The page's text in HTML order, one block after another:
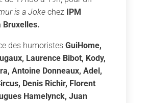
is a Jokechez IPM
Bruxelles.
des humoristes GuiHome,
Laurence Bibot, Kody,
Antoine Donneaux, Adel,
Denis Richir, Florent
Hamelynck, Juan